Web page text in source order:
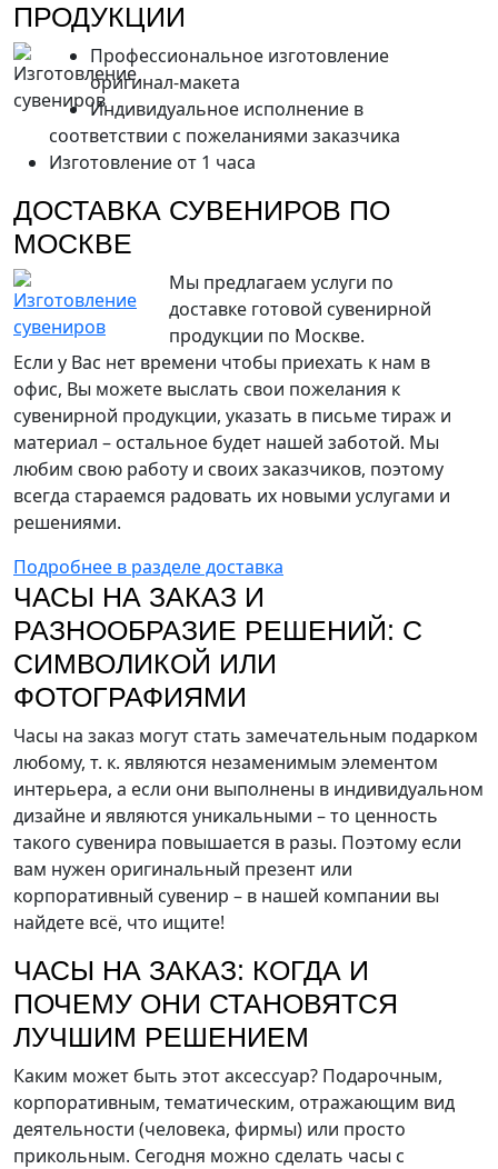
ПРОДУКЦИИ
Профессиональное изготовление
оригинал-макета
Индивидуальное исполнение в
соответствии с пожеланиями заказчика
Изготовление от 1 часа
ДОСТАВКА СУВЕНИРОВ ПО
МОСКВЕ
Мы предлагаем услуги по
доставке готовой сувенирной
продукции по Москве.
Если у Вас нет времени чтобы приехать к нам в
офис, Вы можете выслать свои пожелания к
сувенирной продукции, указать в письме тираж и
материал – остальное будет нашей заботой. Мы
любим свою работу и своих заказчиков, поэтому
всегда стараемся радовать их новыми услугами и
решениями.
Подробнее в разделе доставка
ЧАСЫ НА ЗАКАЗ И
РАЗНООБРАЗИЕ РЕШЕНИЙ: С
СИМВОЛИКОЙ ИЛИ
ФОТОГРАФИЯМИ
Часы на заказ могут стать замечательным подарком
любому, т. к. являются незаменимым элементом
интерьера, а если они выполнены в индивидуальном
дизайне и являются уникальными – то ценность
такого сувенира повышается в разы. Поэтому если
вам нужен оригинальный презент или
корпоративный сувенир – в нашей компании вы
найдете всё, что ищите!
ЧАСЫ НА ЗАКАЗ: КОГДА И
ПОЧЕМУ ОНИ СТАНОВЯТСЯ
ЛУЧШИМ РЕШЕНИЕМ
Каким может быть этот аксессуар? Подарочным,
корпоративным, тематическим, отражающим вид
деятельности (человека, фирмы) или просто
прикольным. Сегодня можно сделать часы с